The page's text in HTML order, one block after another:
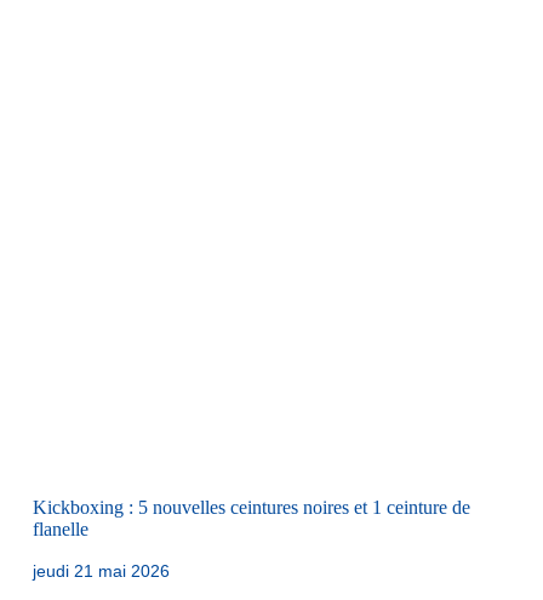
Kickboxing : 5 nouvelles ceintures noires et 1 ceinture de
flanelle
jeudi 21 mai 2026